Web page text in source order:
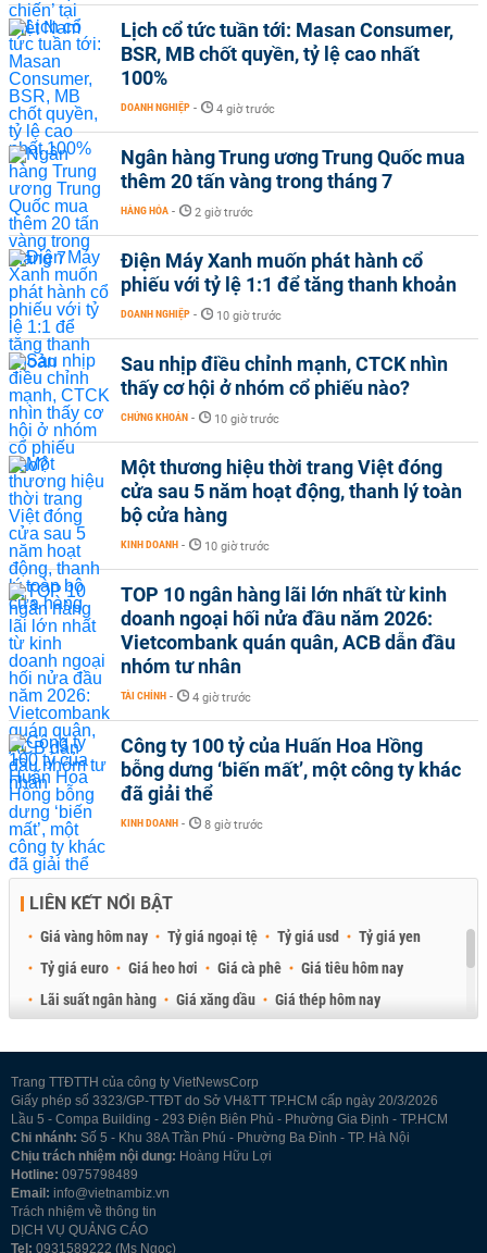
Lịch cổ tức tuần tới: Masan Consumer,
BSR, MB chốt quyền, tỷ lệ cao nhất
100%
DOANH NGHIỆP - 4 giờ trước
Ngân hàng Trung ương Trung Quốc mua
thêm 20 tấn vàng trong tháng 7
HÀNG HÓA - 2 giờ trước
Điện Máy Xanh muốn phát hành cổ
phiếu với tỷ lệ 1:1 để tăng thanh khoản
DOANH NGHIỆP - 10 giờ trước
Sau nhịp điều chỉnh mạnh, CTCK nhìn
thấy cơ hội ở nhóm cổ phiếu nào?
CHỨNG KHOÁN - 10 giờ trước
Một thương hiệu thời trang Việt đóng
cửa sau 5 năm hoạt động, thanh lý toàn
bộ cửa hàng
KINH DOANH - 10 giờ trước
TOP 10 ngân hàng lãi lớn nhất từ kinh
doanh ngoại hối nửa đầu năm 2026:
Vietcombank quán quân, ACB dẫn đầu
nhóm tư nhân
TÀI CHÍNH - 4 giờ trước
Công ty 100 tỷ của Huấn Hoa Hồng
bỗng dưng ‘biến mất’, một công ty khác
đã giải thể
KINH DOANH - 8 giờ trước
LIÊN KẾT NỔI BẬT
Giá vàng hôm nay Tỷ giá ngoại tệ Tỷ giá usd
Tỷ giá yen
Tỷ giá euro
Giá heo hơi Giá cà phê
Giá tiêu hôm nay
Lãi suất ngân hàng
Giá xăng dầu
Giá thép hôm nay
Trang TTĐTTH của công ty VietNewsCorp
Giấy phép số 3323/GP-TTĐT do Sở VH&TT TP.HCM cấp ngày 20/3/2026
Lầu 5 - Compa Building - 293 Điện Biên Phủ - Phường Gia Định - TP.HCM
Chi nhánh: Số 5 - Khu 38A Trần Phú - Phường Ba Đình - TP. Hà Nội
Chịu trách nhiệm nội dung: Hoàng Hữu Lợi
Hotline: 0975798489
Email: info@vietnambiz.vn
Trách nhiệm về thông tin
DỊCH VỤ QUẢNG CÁO
Tel: 0931589222 (Ms Ngọc)